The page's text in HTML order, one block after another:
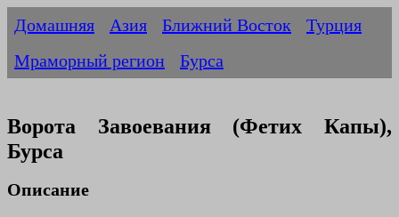
Домашняя Азия Ближний Восток
Турция
Мраморный регион
Бурса
Ворота Завоевания (Фетих Капы),
Бурса
Описание